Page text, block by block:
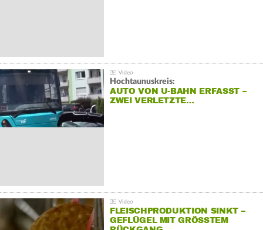
Hochtaunuskreis:
AUTO VON U-BAHN ERFASST –
ZWEI VERLETZTE…
FLEISCHPRODUKTION SINKT –
GEFLÜGEL MIT GRÖSSTEM R